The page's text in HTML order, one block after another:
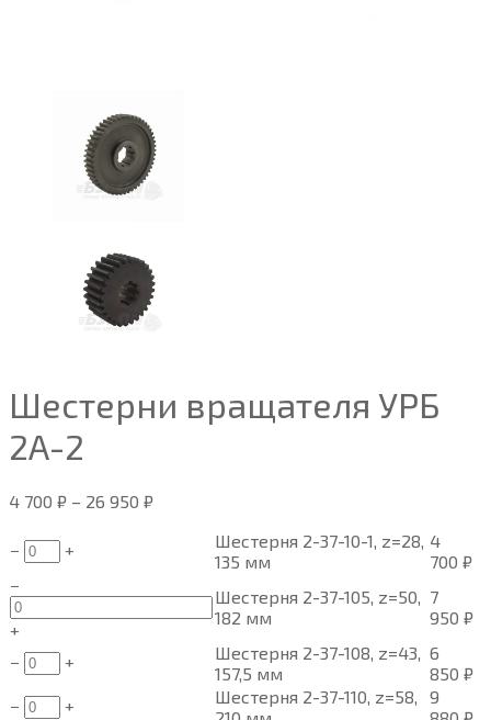
Шестерни вращателя УРБ
2А-2
4 700 ₽ – 26 950 ₽
− +
Шестерня 2-37-10-1, z=28,
135 мм
4
700 ₽
−
+
Шестерня 2-37-105, z=50,
182 мм
7
950 ₽
− +
Шестерня 2-37-108, z=43,
157,5 мм
6
850 ₽
−
+
Шестерня 2-37-110, z=58,
9